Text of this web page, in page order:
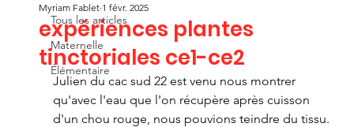
Tous les articles
Maternelle
Élémentaire
expériences plantes
tinctoriales ce1-ce2
Myriam Fablet 1 févr. 2025
Julien du cac sud 22 est venu nous montrer
qu'avec l'eau que l'on récupère après cuisson
d'un chou rouge, nous pouvions teindre du tissu.